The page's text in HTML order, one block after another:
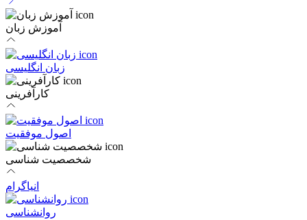
آموزش زبان
زبان انگلیسی
کارآفرینی
اصول موفقیت
شخصصیت شناسی
انیاگرام
روانشناسی